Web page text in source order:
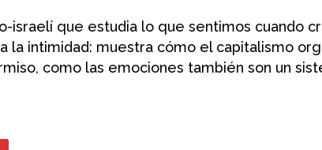
israelí que estudia lo que sentimos cuando
la intimidad: muestra cómo el capitalismo
como las emociones también son un